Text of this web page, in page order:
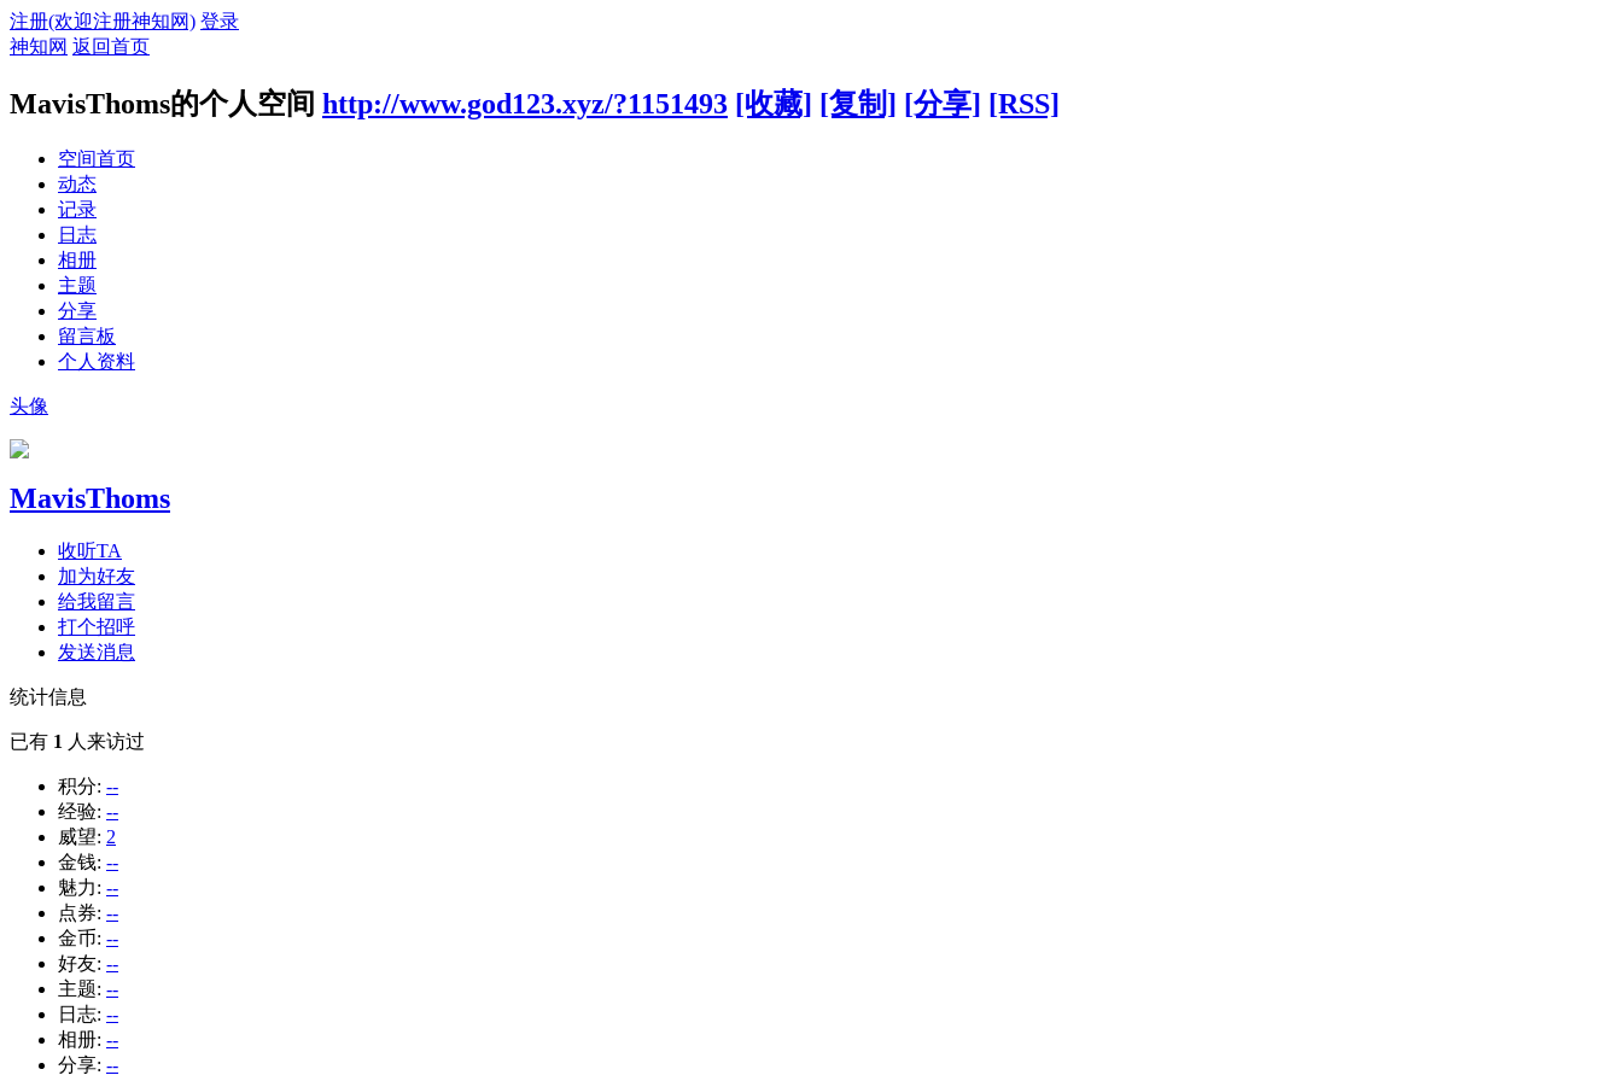
注册(欢迎注册神知网) 登录
神知网 返回首页
MavisThoms的个人空间 http://www.god123.xyz/?1151493 [收藏] [复制] [分享] [RSS]
空间首页
动态
记录
日志
相册
主题
分享
留言板
个人资料
头像
MavisThoms
收听TA
加为好友
给我留言
打个招呼
发送消息
统计信息
已有 1 人来访过
积分: --
经验: --
威望: 2
金钱: --
魅力: --
点券: --
金币: --
好友: --
主题: --
日志: --
相册: --
分享: --